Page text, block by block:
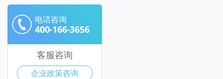
电话咨询
400-166-3656
客服咨询
企业政策咨询